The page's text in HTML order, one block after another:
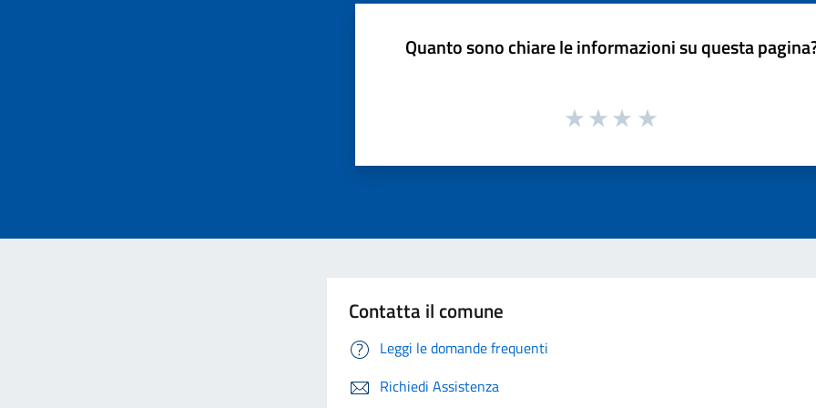
Quanto sono chiare le informazioni su questa
Contatta il comune
Leggi le domande frequenti
Richiedi Assistenza